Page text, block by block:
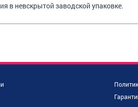
в невскрытой заводской упаковке.